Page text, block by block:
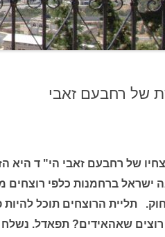
של רחבעם זאבי
של רחבעם זאבי הי" ד היא
ישראל ברחמנות כלפי
תליית הרוצחים תוכל
שאהאידים? תפאדל.